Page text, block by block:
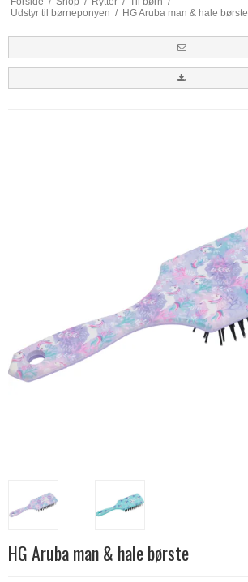
Udstyr til børneponyen / HG Aruba man & hale børste
HG Aruba man & hale børste